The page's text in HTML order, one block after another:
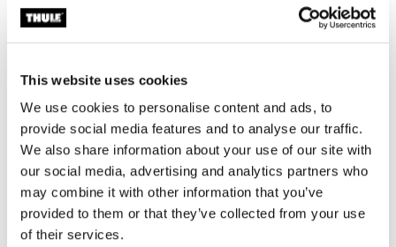
This website uses cookies
We use cookies to personalise content and ads, to
provide social media features and to analyse our traffic.
We also share information about your use of our site with
our social media, advertising and analytics partners who
may combine it with other information that you’ve
provided to them or that they’ve collected from your use
of their services.
Thule Yepp mini windscreen
挡风罩透明
¥490.00
Thule Yepp front adapter
适配器
¥299.00